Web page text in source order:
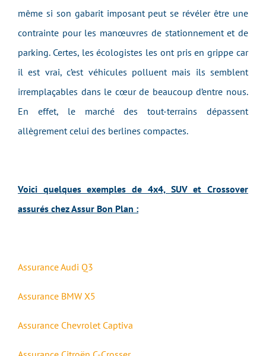
même si son gabarit imposant peut se révéler être une
contrainte pour les manœuvres de stationnement et de
parking. Certes, les écologistes les ont pris en grippe car
il est vrai, c’est véhicules polluent mais ils semblent
irremplaçables dans le cœur de beaucoup d’entre nous.
En effet, le marché des tout-terrains dépassent
allègrement celui des berlines compactes.
Voici quelques exemples de 4x4, SUV et Crossover
assurés chez Assur Bon Plan :
Assurance Audi Q3
Assurance BMW X5
Assurance Chevrolet Captiva